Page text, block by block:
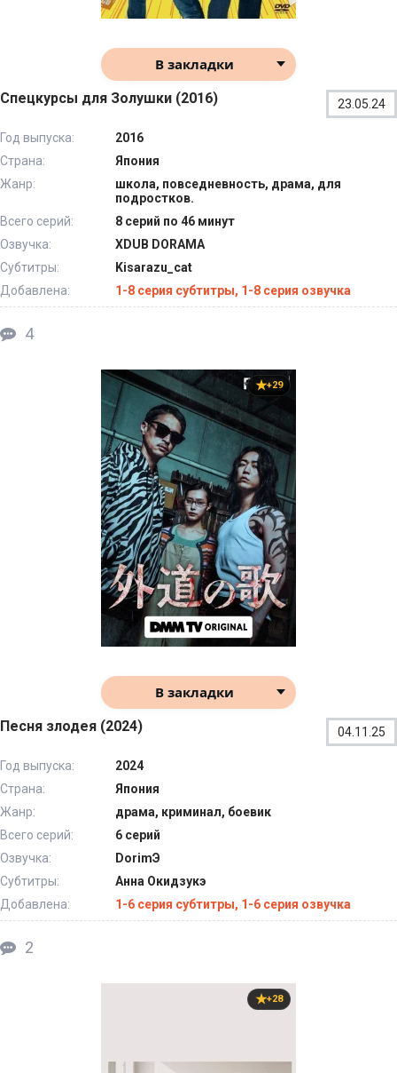
В закладки
Спецкурсы для Золушки (2016) 23.05.24
Год выпуска:
2016
Страна:
Япония
Жанр:
школа, повседневность, драма, для
подростков.
Всего серий:
8 серий по 46 минут
Озвучка:
XDUB DORAMA
Субтитры:
Kisarazu_cat
Добавлена:
1-8 серия субтитры, 1-8 серия озвучка
4
+29
В закладки
Песня злодея (2024) 04.11.25
Год выпуска:
2024
Страна:
Япония
Жанр:
драма, криминал, боевик
Всего серий:
6 серий
Озвучка:
DorimЭ
Субтитры:
Анна Окидзукэ
Добавлена:
1-6 серия субтитры, 1-6 серия озвучка
2
+28